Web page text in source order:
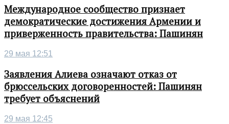
Международное сообщество признает
демократические достижения Армении и
приверженность правительства: Пашинян
29 мая 12:51
Заявления Алиева означают отказ от
брюссельских договоренностей: Пашинян
требует объяснений
29 мая 12:45